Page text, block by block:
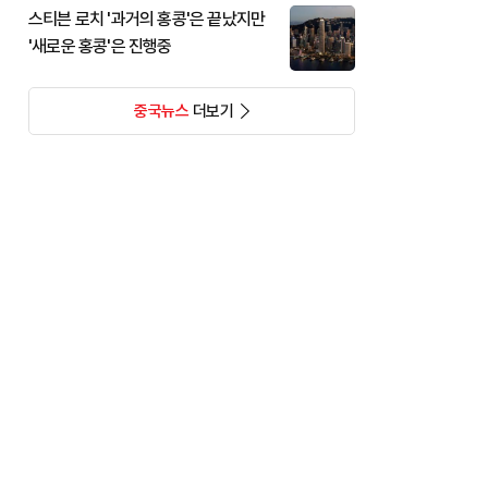
스티븐 로치 '과거의 홍콩'은 끝났지만
'새로운 홍콩'은 진행중
중국뉴스더보기